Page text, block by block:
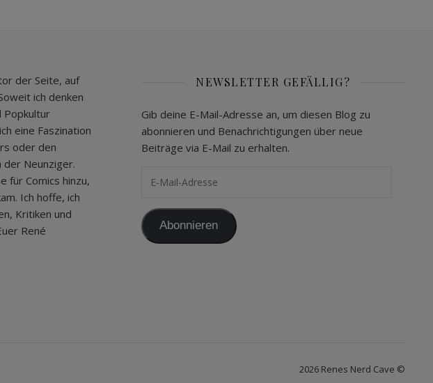
der Seite, auf
ich denken
Popkultur
eine Faszination
oder den
der Neunziger.
für Comics hinzu,
Ich hoffe, ich
Kritiken und
René
NEWSLETTER GEFÄLLIG?
Gib deine E-Mail-Adresse an, um diesen Blog zu
abonnieren und Benachrichtigungen über neue
Beiträge via E-Mail zu erhalten.
Abonnieren
2026 Renes Nerd Cave ©